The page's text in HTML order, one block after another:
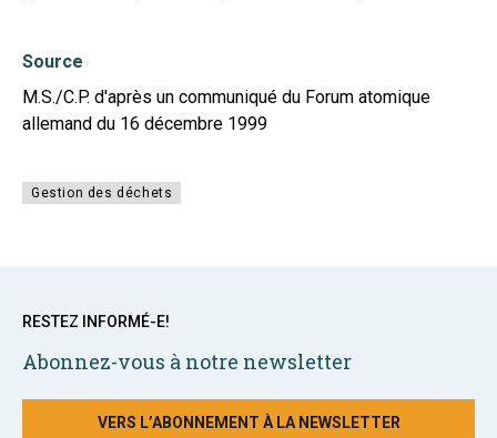
Source
M.S./C.P. d'après un communiqué du Forum atomique
allemand du 16 décembre 1999
Gestion des déchets
RESTEZ INFORMÉ-E!
Abonnez-vous à notre newsletter
VERS L’ABONNEMENT À LA NEWSLETTER